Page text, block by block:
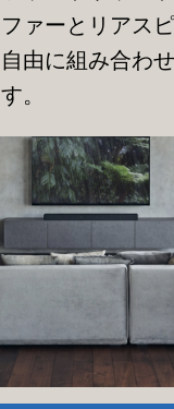
ァーとリアス
由に組み合わ
。